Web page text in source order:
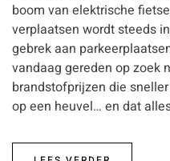
boom van elektrische
verplaatsen wordt steeds
gebrek aan
vandaag gereden op zoek
brandstofprijzen die
op een heuvel… en dat